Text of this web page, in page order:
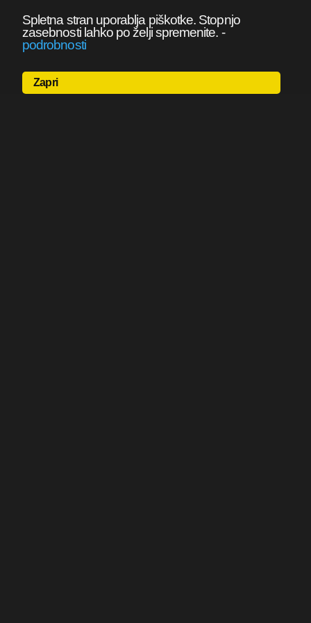
Spletna stran uporablja piškotke. Stopnjo
zasebnosti lahko po želji spremenite. -
podrobnosti
Zapri